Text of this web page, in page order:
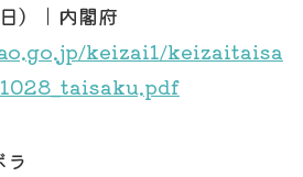
）｜内閣府
keizai1/keizaitaisa